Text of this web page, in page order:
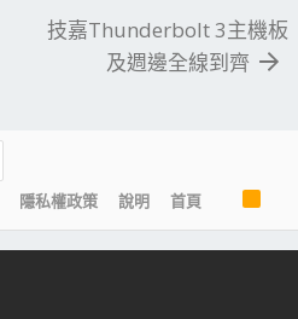
技嘉Thunderbolt 3主機板
及週邊全線到齊
隱私權政策 說明 首頁
R
S
S